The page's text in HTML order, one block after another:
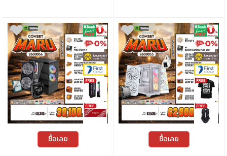
ซื้อเลย ซื้อเลย